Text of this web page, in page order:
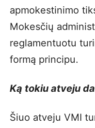
apmokestinimo
Mokesčių
reglamentuotu
formą principu.
Ką tokiu atveju
Šiuo atveju VMI